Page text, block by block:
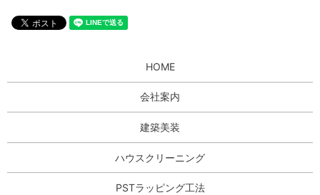
HOME
会社案内
建築美装
ハウスクリーニング
PSTラッピング工法